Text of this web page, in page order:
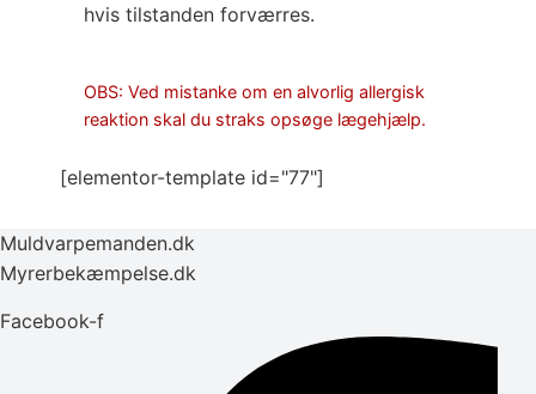
hvis tilstanden forværres.
OBS: Ved mistanke om en alvorlig allergisk
reaktion skal du straks opsøge lægehjælp.
[elementor-template id="77"]
Muldvarpemanden.dk
Myrerbekæmpelse.dk
Facebook-f